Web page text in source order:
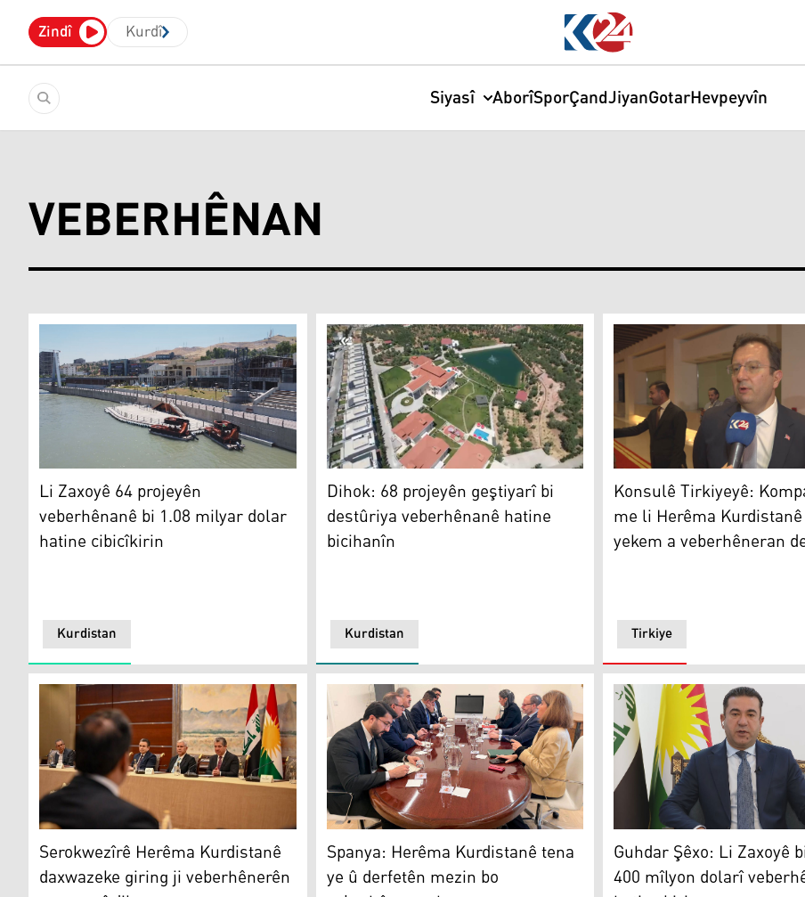
Zindî Kurdî
Siyasî AborîSporÇandJiyanGotarHevpeyvîn
VEBERHÊNAN
Li Zaxoyê 64 projeyên veberhênanê bi 1.08 milyar dolar hatine cibicîkirin
Kurdistan
Li Zaxoyê 64 projeyên
veberhênanê bi 1.08 milyar dolar
hatine cibicîkirin
Dihok: 68 projeyên geştiyarî bi destûriya veberhênanê hatine bicihanîn
Kurdistan
Dihok: 68 projeyên geştiyarî bi
destûriya veberhênanê hatine
bicihanîn
Konsulê Tirkiyeyê:
Tirkiye
Konsulê Tirkiyeyê:
me li Herêma
yekem a veberhêneran
Serokwezîrê Herêma Kurdistanê daxwazeke giring ji veberhênerên navxweyî dike
Serokwezîrê Herêma Kurdistanê
daxwazeke giring ji veberhênerên
Spanya: Herêma Kurdistanê tena ye û derfetên mezin bo
Spanya: Herêma Kurdistanê tena
ye û derfetên mezin bo
Guhdar Şêxo: Li Zaxoyê bi
Guhdar Şêxo: Li Zaxoyê
400 mîlyon dolarî